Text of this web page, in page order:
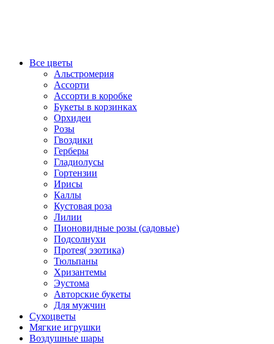
Все цветы
Альстромерия
Ассорти
Ассорти в коробке
Букеты в корзинках
Орхидеи
Розы
Гвоздики
Герберы
Гладиолусы
Гортензии
Ирисы
Каллы
Кустовая роза
Лилии
Пионовидные розы (садовые)
Подсолнухи
Протея( эзотика)
Тюльпаны
Хризантемы
Эустома
Авторские букеты
Для мужчин
Сухоцветы
Мягкие игрушки
Воздушные шары